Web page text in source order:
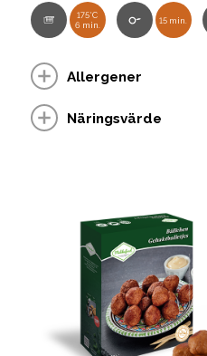
175°C
6 min.
15 min.
Allergener
Näringsvärde